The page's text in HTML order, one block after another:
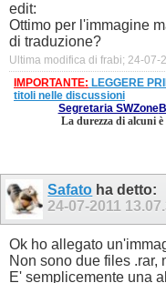
edit:
Ottimo per l'immagine
di traduzione?
Ultima modifica di frabi; 24-07-
IMPORTANTE: LEGGERE
titoli nelle discussioni
Segretaria SWZoneB
La durezza di alcuni
Safato ha detto:
24-07-2011
Ok ho allegato
Non sono due files .rar,
E' semplicemente una